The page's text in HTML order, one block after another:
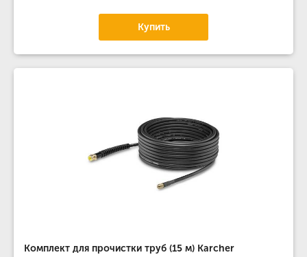
Купить
Комплект для прочистки труб (15 м) Karcher